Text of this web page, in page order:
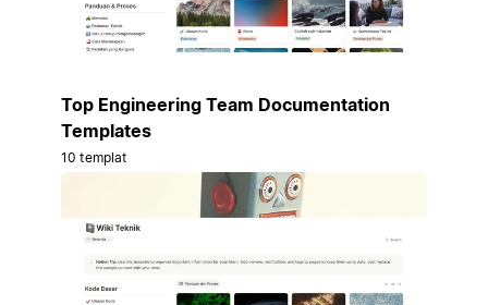
Top Engineering Team Documentation
Templates
10 templat